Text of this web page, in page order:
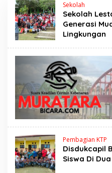
Sekolah
Sekolah
Generasi
Lingkungan
Pembagian KTP
Disdukcapil
Siswa Di